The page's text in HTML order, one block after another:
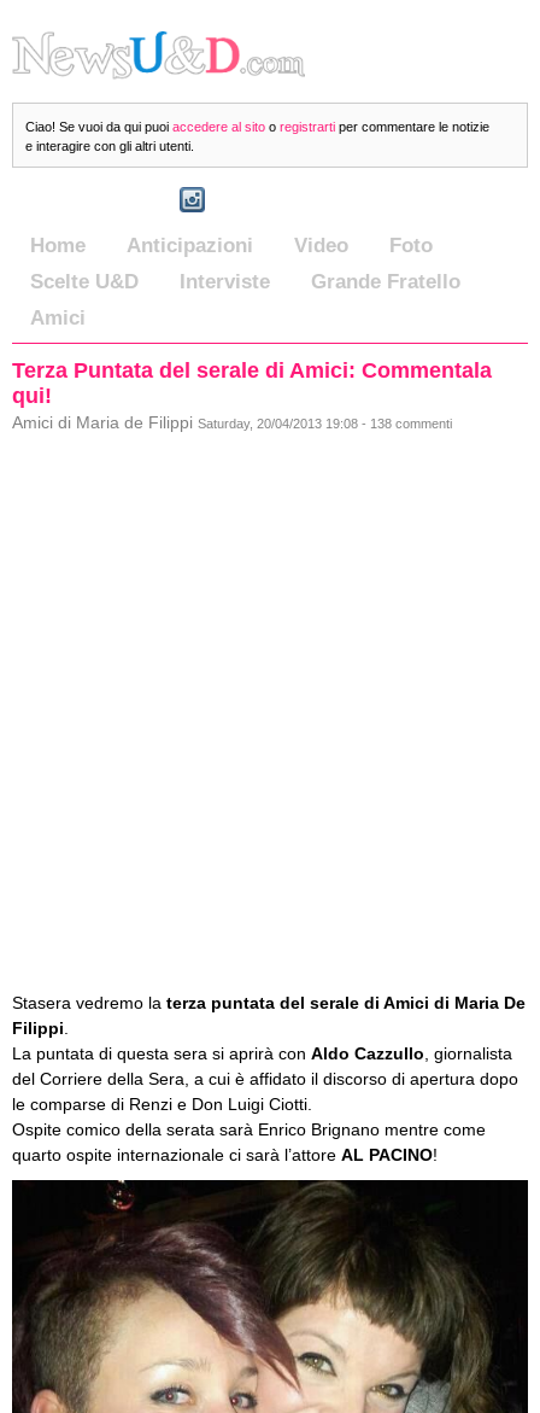
Ciao! Se vuoi da qui puoi accedere al sito o registrarti per commentare le notizie
e interagire con gli altri utenti.
Home Anticipazioni Video
Foto
Scelte U&D
Interviste
Grande Fratello
Amici
Terza Puntata del serale di Amici: Commentala
qui!
Amici di Maria de Filippi Saturday, 20/04/2013 19:08 - 138 commenti
Stasera vedremo la terza puntata del serale di Amici di Maria De
Filippi
La puntata di questa sera si aprirà con Aldo Cazzullo , giornalista
del Corriere della Sera, a cui è affidato il discorso di apertura dopo
le comparse di Renzi e Don Luigi Ciotti.
Ospite comico della serata sarà Enrico Brignano mentre come
quarto ospite internazionale ci sarà l’attore AL PACINO!